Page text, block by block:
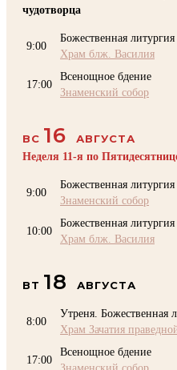
чудотворца
9:00
Божественная литургия
Храм блж. Василия
17:00
Всенощное бдение
Знаменский собор
ВС 16
АВГУСТА
Неделя 11-я по
9:00
Божественная литургия
Знаменский собор
10:00
Божественная литургия
Храм блж. Василия
ВТ 18 АВГУСТА
8:00
Утреня. Божественная
Храм Зачатия
17:00
Всенощное бдение